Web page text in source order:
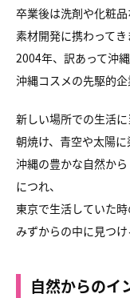
卒業後は洗剤や化粧品
素材開発に携わってき
2004年、訳あって沖
沖縄コスメの先駆的企
新しい場所での生活
朝焼け、青空や太陽に
沖縄の豊かな自然か
につれ、
東京で生活していた
みずからの中に見つけ
自然からのイ